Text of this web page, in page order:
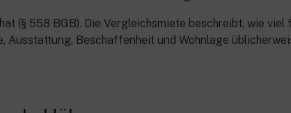
(§ 558 BGB). Die Vergleichsmiete beschreibt, wie
Ausstattung, Beschaffenheit und Wohnlage